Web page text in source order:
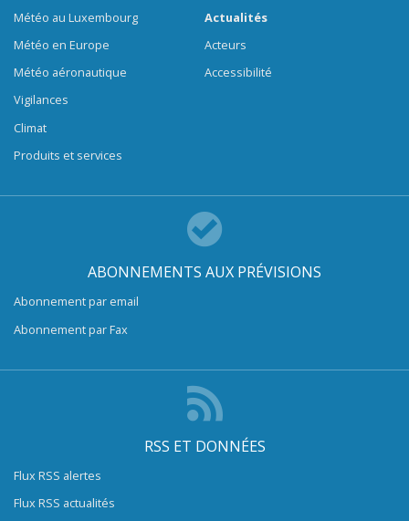
Météo au Luxembourg
Météo en Europe
Météo aéronautique
Vigilances
Climat
Produits et services
Actualités
Acteurs
Accessibilité
ABONNEMENTS AUX PRÉVISIONS
Abonnement par email
Abonnement par Fax
RSS ET DONNÉES
Flux RSS alertes
Flux RSS actualités